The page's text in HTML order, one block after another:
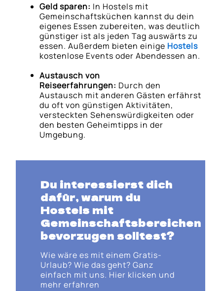
Geld sparen: In Hostels mit
Gemeinschaftsküchen kannst du dein
eigenes Essen zubereiten, was deutlich
günstiger ist als jeden Tag auswärts zu
essen. Außerdem bieten einige Hostels
kostenlose Events oder Abendessen an.
Austausch von
Reiseerfahrungen: Durch den
Austausch mit anderen Gästen erfährst
du oft von günstigen Aktivitäten,
versteckten Sehenswürdigkeiten oder
den besten Geheimtipps in der
Umgebung.
Du interessierst dich
dafür, warum du
Hostels mit
Gemeinschaftsbereichen
bevorzugen solltest?
Wie wäre es mit einem Gratis-
Urlaub? Wie das geht? Ganz
einfach mit uns. Hier klicken und
mehr erfahren